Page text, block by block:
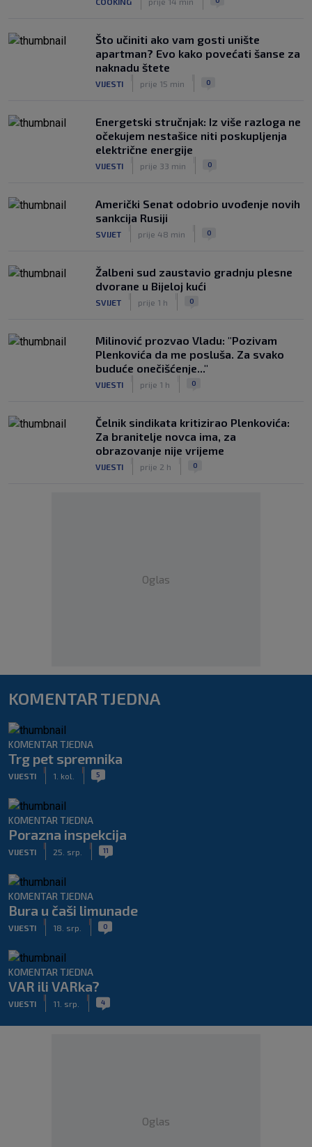
Što učiniti ako vam gosti unište
apartman? Evo kako povećati šanse za
naknadu štete
VIJESTI prije 15 min 0
Energetski stručnjak: Iz više razloga ne
očekujem nestašice niti poskupljenja
električne energije
VIJESTI prije 33 min 0
Američki Senat odobrio uvođenje novih
sankcija Rusiji
SVIJET prije 48 min 0
Žalbeni sud zaustavio gradnju plesne
dvorane u Bijeloj kući
SVIJET prije 1 h 0
Milinović prozvao Vladu: "Pozivam
Plenkovića da me posluša. Za svako
buduće onečišćenje..."
VIJESTI prije 1 h 0
Čelnik sindikata kritizirao Plenkovića:
Za branitelje novca ima, za
obrazovanje nije vrijeme
VIJESTI prije 2 h 0
Oglas
KOMENTAR TJEDNA
KOMENTAR TJEDNA
Trg pet spremnika
VIJESTI 1. kol. 5
KOMENTAR TJEDNA
Porazna inspekcija
VIJESTI 25. srp. 11
KOMENTAR TJEDNA
Bura u čaši limunade
VIJESTI 18. srp. 0
KOMENTAR TJEDNA
VAR ili VARka?
VIJESTI 11. srp. 4
Oglas